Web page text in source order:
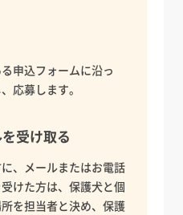
申込フォームに沿っ
応募します。
受け取る
、メールまたはお電話
けた方は、保護犬と個
を担当者と決め、保護